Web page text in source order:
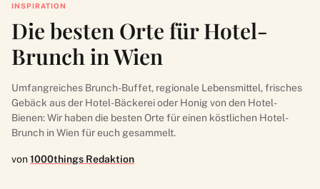
INSPIRATION
Die besten Orte für Hotel-
Brunch in Wien
Umfangreiches Brunch-Buffet, regionale Lebensmittel, frisches
Gebäck aus der Hotel-Bäckerei oder Honig von den Hotel-
Bienen: Wir haben die besten Orte für einen köstlichen Hotel-
Brunch in Wien für euch gesammelt.
von1000things Redaktion